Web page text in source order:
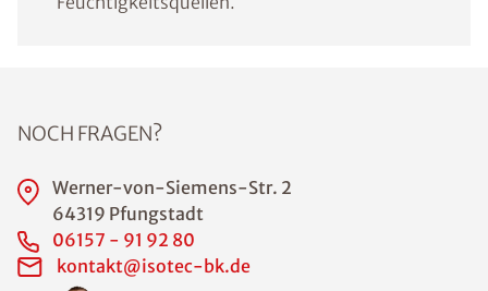
NOCH FRAGEN?
Werner-von-Siemens-Str. 2
64319 Pfungstadt
06157 - 91 92 80
kontakt@isotec-bk.de